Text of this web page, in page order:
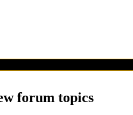
forum topics